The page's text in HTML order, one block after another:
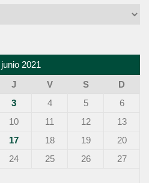
junio 2021
J V S
D
3 4 5
6
10 11 12
13
17 18 19
20
24 25 26
27